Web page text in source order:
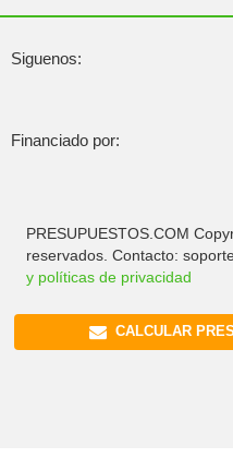
Siguenos:
Financiado por:
PRESUPUESTOS.COM
reservados. Contacto:
y políticas de privacidad
CALCULAR